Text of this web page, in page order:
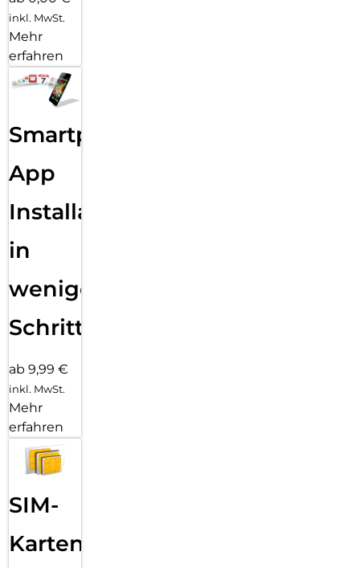
inkl. MwSt.
Mehr
erfahren
Smartphone
App
Installation
in
wenigen
Schritten
ab 9,99 €
inkl. MwSt.
Mehr
erfahren
SIM-
Karten